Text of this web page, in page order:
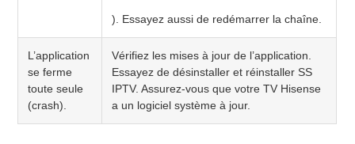
). Essayez aussi de redémarrer la chaîne.
L’application
se ferme
toute seule
(crash).
Vérifiez les mises à jour de l’application.
Essayez de désinstaller et réinstaller SS
IPTV. Assurez-vous que votre TV Hisense
a un logiciel système à jour.